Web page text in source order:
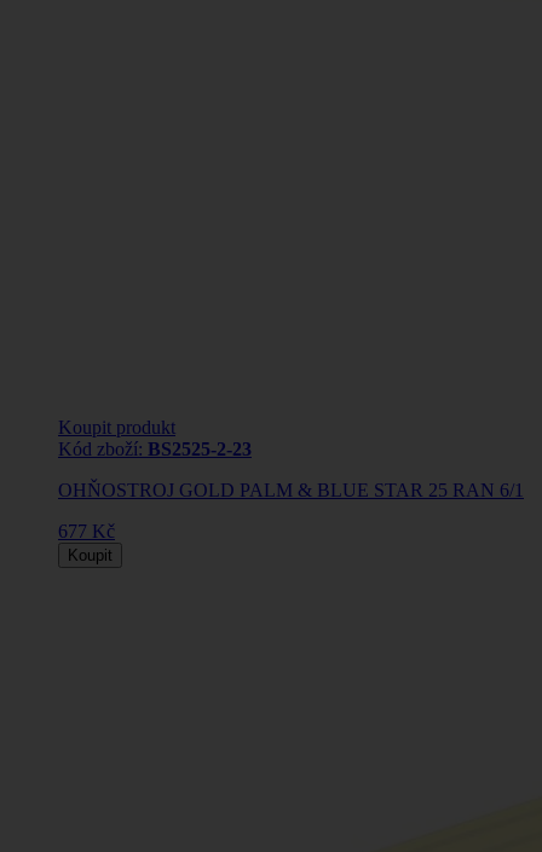
Koupit produkt
Kód zboží: BS2525-2-23
OHŇOSTROJ GOLD PALM & BLUE STAR 25 RAN 6/1
677 Kč
Koupit